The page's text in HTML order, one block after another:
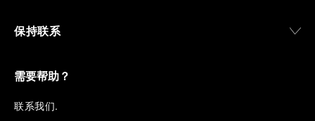
保持联系
需要帮助？
联系我们.